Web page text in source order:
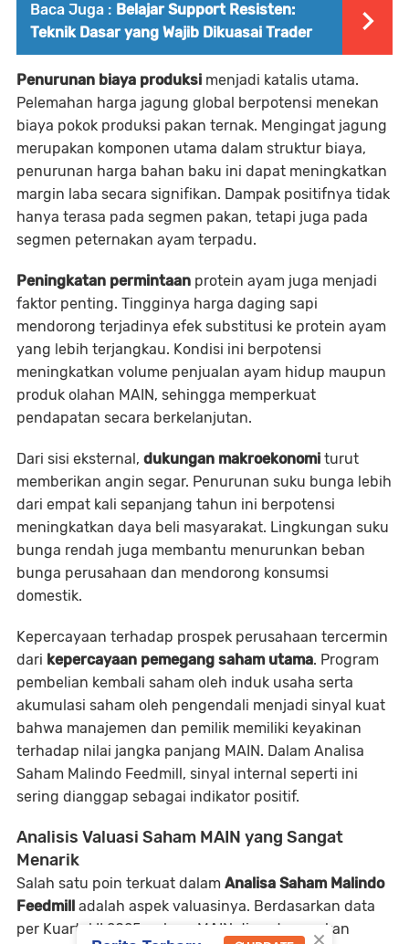
Baca Juga : Belajar Support Resisten:
Teknik Dasar yang Wajib Dikuasai Trader
Penurunan biaya produksi menjadi katalis utama.
Pelemahan harga jagung global berpotensi menekan
biaya pokok produksi pakan ternak. Mengingat jagung
merupakan komponen utama dalam struktur biaya,
penurunan harga bahan baku ini dapat meningkatkan
margin laba secara signifikan. Dampak positifnya tidak
hanya terasa pada segmen pakan, tetapi juga pada
segmen peternakan ayam terpadu.
Peningkatan permintaan protein ayam juga menjadi
faktor penting. Tingginya harga daging sapi
mendorong terjadinya efek substitusi ke protein ayam
yang lebih terjangkau. Kondisi ini berpotensi
meningkatkan volume penjualan ayam hidup maupun
produk olahan MAIN, sehingga memperkuat
pendapatan secara berkelanjutan.
Dari sisi eksternal, dukungan makroekonomi turut
memberikan angin segar. Penurunan suku bunga lebih
dari empat kali sepanjang tahun ini berpotensi
meningkatkan daya beli masyarakat. Lingkungan suku
bunga rendah juga membantu menurunkan beban
bunga perusahaan dan mendorong konsumsi
domestik.
Kepercayaan terhadap prospek perusahaan tercermin
dari kepercayaan pemegang saham utama. Program
pembelian kembali saham oleh induk usaha serta
akumulasi saham oleh pengendali menjadi sinyal kuat
bahwa manajemen dan pemilik memiliki keyakinan
terhadap nilai jangka panjang MAIN. Dalam Analisa
Saham Malindo Feedmill, sinyal internal seperti ini
sering dianggap sebagai indikator positif.
Analisis Valuasi Saham MAIN yang Sangat
Menarik
Salah satu poin terkuat dalam Analisa Saham Malindo
Feedmill adalah aspek valuasinya. Berdasarkan data
per Kuartal II 2025, saham MAIN diperdagangkan